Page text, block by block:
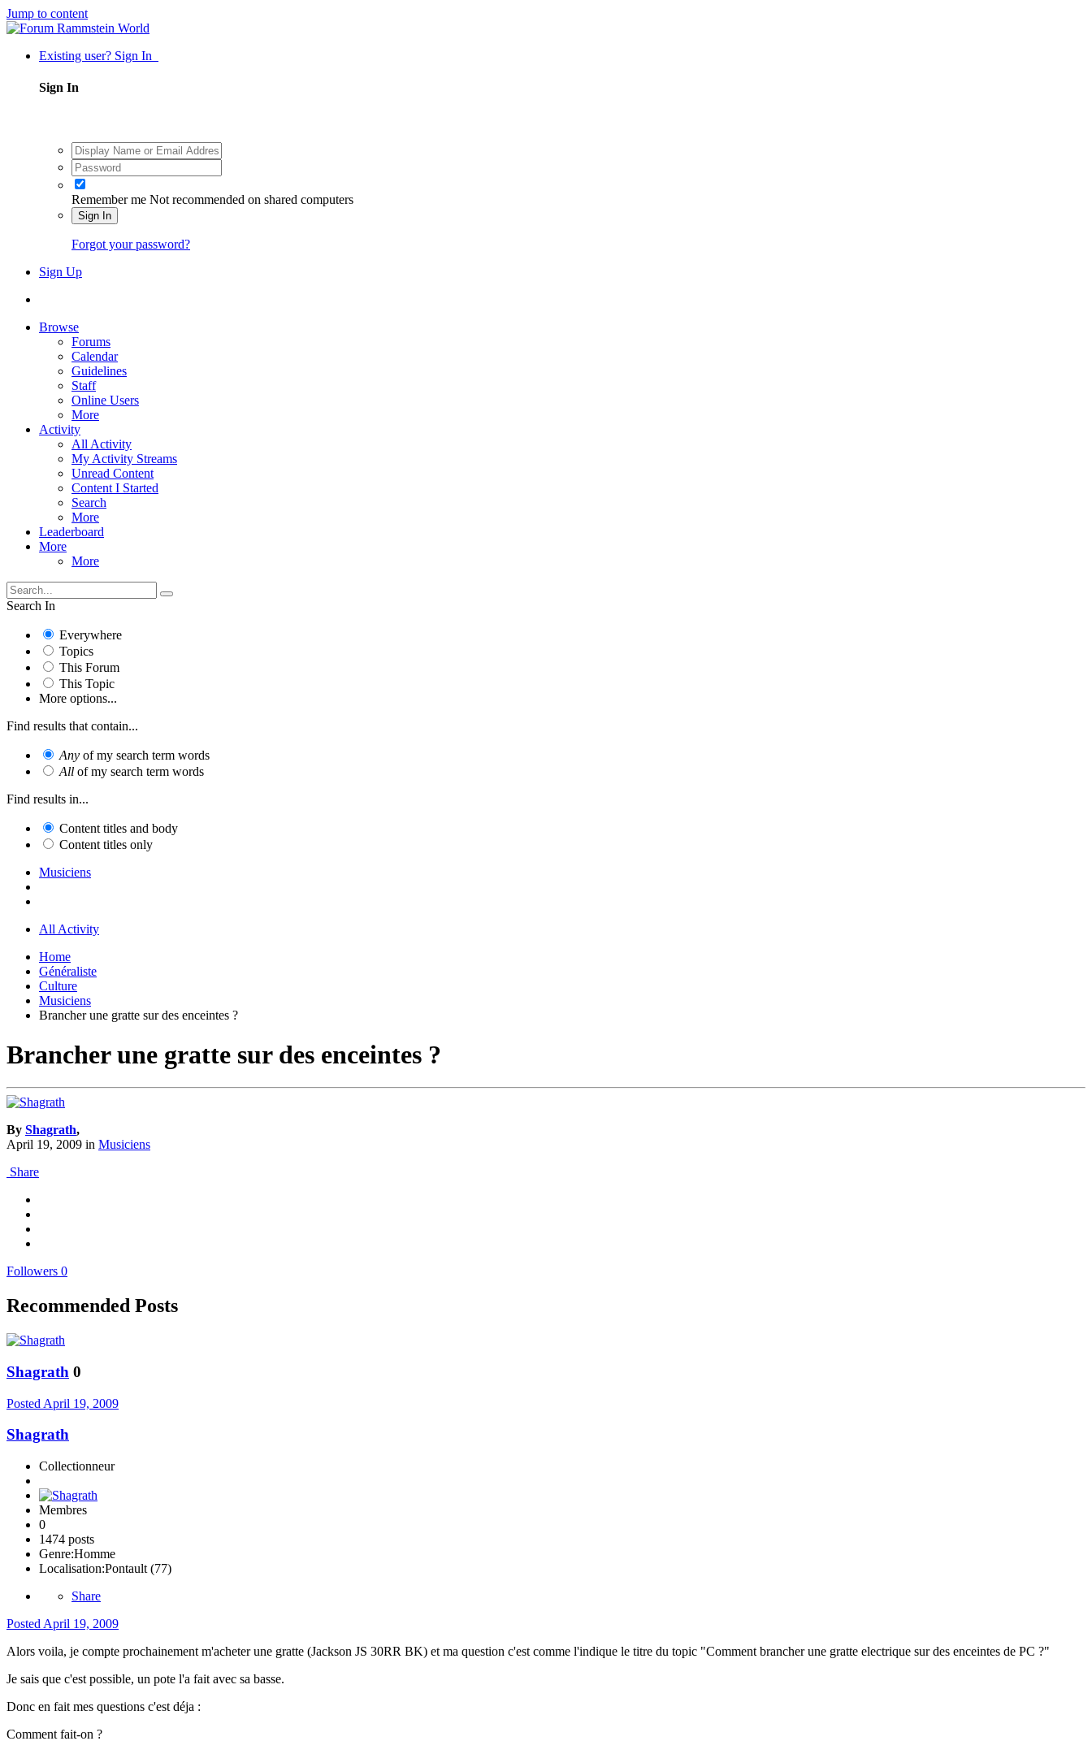
Jump to content
Existing user? Sign In
Sign In
Remember me Not recommended on shared computers
Sign In
Forgot your password?
Sign Up
Browse
Forums
Calendar
Guidelines
Staff
Online Users
More
Activity
All Activity
My Activity Streams
Unread Content
Content I Started
Search
More
Leaderboard
More
More
Search In
Everywhere
Topics
This Forum
This Topic
More options...
Find results that contain...
Any of my search term words
All of my search term words
Find results in...
Content titles and body
Content titles only
Musiciens
All Activity
Home
Généraliste
Culture
Musiciens
Brancher une gratte sur des enceintes ?
Brancher une gratte sur des enceintes ?
By Shagrath,
April 19, 2009 in Musiciens
Share
Followers 0
Recommended Posts
Shagrath 0
Posted April 19, 2009
Shagrath
Collectionneur
Membres
0
1474 posts
Genre:Homme
Localisation:Pontault (77)
Share
Posted April 19, 2009
Alors voila, je compte prochainement m'acheter une gratte (Jackson JS 30RR BK) et ma question c'est comme l'indique le titre du topic "Comment brancher une gratte electrique sur des enceintes de PC ?"
Je sais que c'est possible, un pote l'a fait avec sa basse.
Donc en fait mes questions c'est déja :
Comment fait-on ?